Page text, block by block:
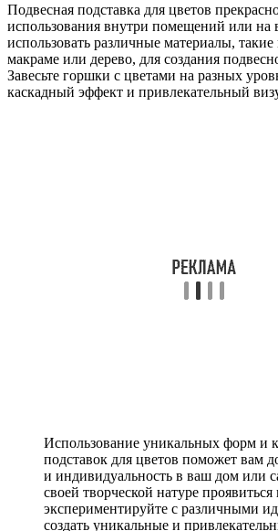
Подвесная подставка для цветов
использования внутри помещений или на
использовать различные материалы, такие
макраме или дерево, для создания
Завесьте горшки с цветами на разных
каскадный эффект и привлекательный
Использование уникальных форм и
подставок для цветов поможет вам
и индивидуальность в ваш дом или
своей творческой натуре проявиться
экспериментируйте с различными
создать уникальные и